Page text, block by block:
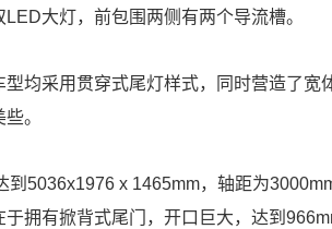
大灯，前包围两侧有两个导流槽。
型均采用贯穿式尾灯样式，同时营造了
。
到5036x1976 x 1465mm，轴距为
拥有掀背式尾门，开口巨大，达到